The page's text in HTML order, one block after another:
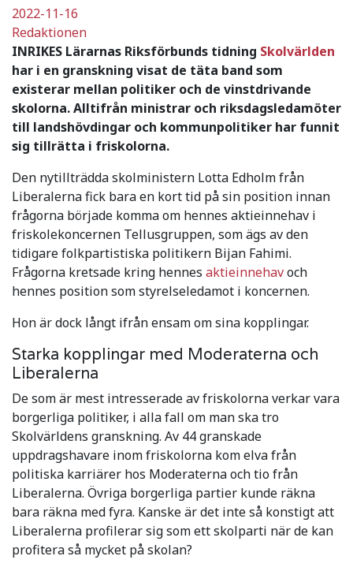
2022-11-16
Redaktionen
INRIKES Lärarnas Riksförbunds tidning Skolvärlden
har i en granskning visat de täta band som
existerar mellan politiker och de vinstdrivande
skolorna. Alltifrån ministrar och riksdagsledamöter
till landshövdingar och kommunpolitiker har funnit
sig tillrätta i friskolorna.
Den nytillträdda skolministern Lotta Edholm från
Liberalerna fick bara en kort tid på sin position innan
frågorna började komma om hennes aktieinnehav i
friskolekoncernen Tellusgruppen, som ägs av den
tidigare folkpartistiska politikern Bijan Fahimi.
Frågorna kretsade kring hennes aktieinnehavoch
hennes position som styrelseledamot i koncernen.
Hon är dock långt ifrån ensam om sina kopplingar.
Starka kopplingar med Moderaterna och
Liberalerna
De som är mest intresserade av friskolorna verkar vara
borgerliga politiker, i alla fall om man ska tro
Skolvärldens granskning. Av 44 granskade
uppdragshavare inom friskolorna kom elva från
politiska karriärer hos Moderaterna och tio från
Liberalerna. Övriga borgerliga partier kunde räkna
bara räkna med fyra. Kanske är det inte så konstigt att
Liberalerna profilerar sig som ett skolparti när de kan
profitera så mycket på skolan?